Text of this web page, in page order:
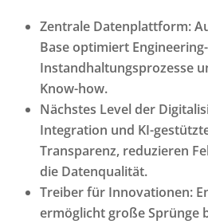
Zentrale Datenplattform:
Base optimiert
Instandhaltungsprozesse
Know-how.
Nächstes Level der
Integration und KI-
Transparenz, reduzieren
die Datenqualität.
Treiber für Innovationen:
ermöglicht große Sprünge